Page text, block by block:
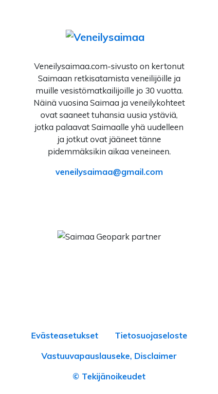
Veneilysaimaa.com-sivusto on kertonut
Saimaan retkisatamista veneilijöille ja
muille vesistömatkailijoille jo 30 vuotta.
Näinä vuosina Saimaa ja veneilykohteet
ovat saaneet tuhansia uusia ystäviä,
jotka palaavat Saimaalle yhä uudelleen
ja jotkut ovat jääneet tänne
pidemmäksikin aikaa veneineen.
veneilysaimaa
gmail.com
Evästeasetukset
Tietosuojaseloste
Vastuuvapauslauseke, Disclaimer
© Tekijänoikeudet